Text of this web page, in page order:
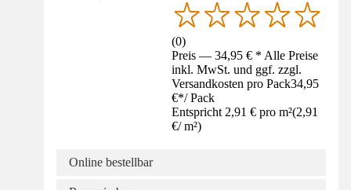
(0)
Preis — 34,95 € * Alle Preise
inkl. MwSt. und ggf. zzgl.
Versandkosten pro Pack34,95
€*/ Pack
Entspricht 2,91 € pro m²(2,91
€/ m²)
Online bestellbar